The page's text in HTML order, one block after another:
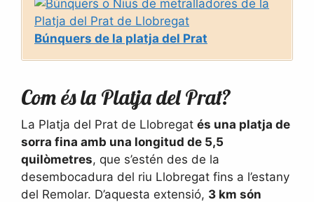
Búnquers de la platja del Prat
Com és la Platja del Prat?
La Platja del Prat de Llobregat és una platja de
sorra fina amb una longitud de 5,5
quilòmetres, que s’estén des de la
desembocadura del riu Llobregat fins a l’estany
del Remolar. D’aquesta extensió, 3 km són